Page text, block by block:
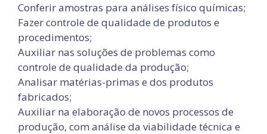
Conferir amostras para análises físico químicas;
Fazer controle de qualidade de produtos e
procedimentos;
Auxiliar nas soluções de problemas como
controle de qualidade da produção;
Analisar matérias-primas e dos produtos
fabricados;
Auxiliar na elaboração de novos processos de
produção, com análise da viabilidade técnica e